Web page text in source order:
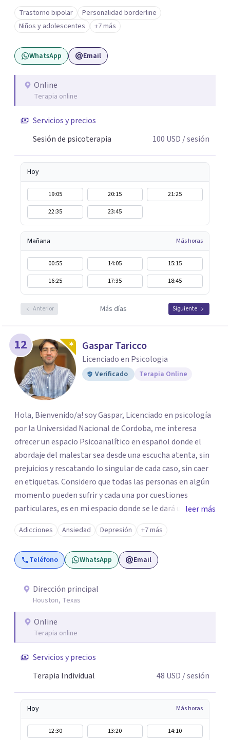
Trabajo desde un enfoque integrativo que combina
psicoanálisis, terapia somática y de trauma, psicología
corporal, Mentalization Based Therapy (MBT),
hipnoterapia y respiración neurodinámica, integrando
actualmente la Psicología Analítica Junguiana. Mi
ecopsicología y el trabajo simbólico con el inconsciente,
entendiendo que cada proceso terapéutico es único y
Trastorno bipolar
Personalidad borderline
Niños y adolescentes
+7 más
WhatsApp Email
Online
Terapia online
Servicios y precios
Sesión de psicoterapia
100 USD / sesión
Hoy
19:05 20:15
21:25
22:35
23:45
Mañana Más horas
00:55 14:05
15:15
16:25
17:35 18:45
Anterior Más días Siguiente
12 Gaspar Taricco
Licenciado en Psicologia
Verificado Terapia Online
Hola, Bienvenido/a! soy Gaspar, Licenciado en psicología
por la Universidad Nacional de Cordoba, me interesa
ofrecer un espacio Psicoanalítico en español donde el
abordaje del malestar sea desde una escucha atenta, sin
prejuicios y rescatando lo singular de cada caso, sin caer
en etiquetas. Considero que todas las personas en algún
momento pueden sufrir y cada una por cuestiones
particulares, es en mi espacio donde se le dará un lugar a
esas cuestiones singulares de cada uno, para luego
generar cambios. Soy una persona en constante
formación, actualmente curso seminarios, una
especialización en psicoanálisis y también investigo.
leer más
Adicciones Ansiedad Depresión +7 más
Teléfono WhatsApp Email
Dirección principal
Houston, Texas
Online
Terapia online
Servicios y precios
Terapia Individual
48 USD / sesión
Hoy Más horas
12:30 13:20
14:10